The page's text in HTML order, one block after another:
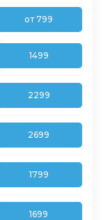
от 799
1499
2299
2699
1799
1699